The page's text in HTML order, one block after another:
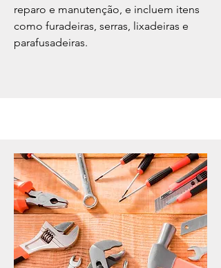
reparo e manutenção, e incluem itens
como furadeiras, serras, lixadeiras e
parafusadeiras.